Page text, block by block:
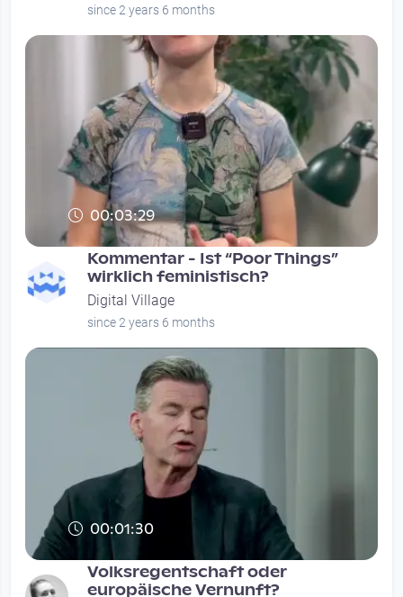
since 2 years 6 months
00:03:29
Kommentar - Ist “Poor Things”
wirklich feministisch?
Digital Village
since 2 years 6 months
00:01:30
Volksregentschaft oder
europäische Vernunft?